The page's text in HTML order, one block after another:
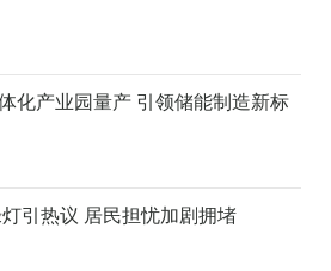
化产业园量产 引领储能制造新标
引热议 居民担忧加剧拥堵